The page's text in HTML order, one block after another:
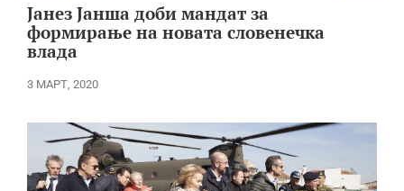
Јанез Јанша доби мандат за
формирање на новата словенечка
влада
3 МАРТ, 2020